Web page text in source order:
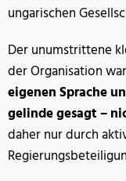
ungarischen
Der unumstrittene
der Organisation
eigenen Sprache
gelinde gesagt –
daher nur durch